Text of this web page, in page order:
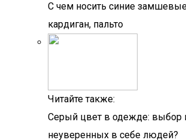
С чем носить синие замшевые
кардиган, пальто
Читайте также:
Серый цвет в одежде: выбор
неуверенных в себе людей?